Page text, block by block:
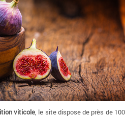
viticole, le site dispose de près de 100